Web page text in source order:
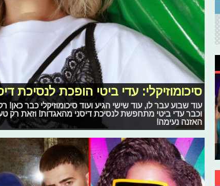
סיכומוזיקלי: עדי ביטי הופכת לנסיכת
עוד שבוע עבר לו, עוד שישי הגיע ועוד סיכומוזיקלי כבר
וכבר עדי ביטי מתחפשת לנסיכת דיסני מהאגדות! וזאת רק
האזנה נעימה!